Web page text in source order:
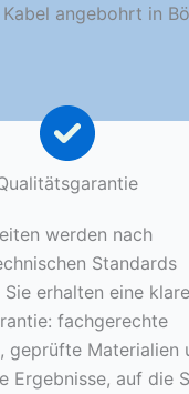
angebohrt in
werden nach
Standards
erhalten eine klare
fachgerechte
geprüfte Materialien
Ergebnisse, auf die